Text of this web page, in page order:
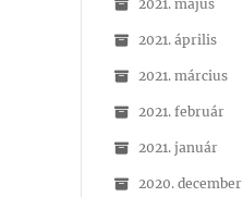
2021. május
2021. április
2021. március
2021. február
2021. január
2020. december